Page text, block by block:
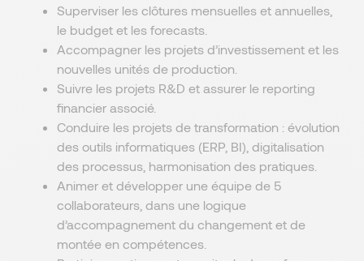
Superviser les clôtures mensuelles et annuelles,
le budget et les forecasts.
Accompagner les projets d’investissement et les
nouvelles unités de production.
Suivre les projets R&D et assurer le reporting
financier associé.
Conduire les projets de transformation : évolution
des outils informatiques (ERP, BI), digitalisation
des processus, harmonisation des pratiques.
Animer et développer une équipe de 5
collaborateurs, dans une logique
d’accompagnement du changement et de
montée en compétences.